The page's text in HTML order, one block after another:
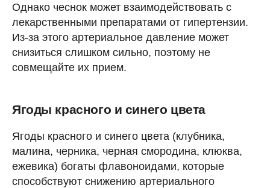
Однако чеснок может взаимодействовать с
лекарственными препаратами от гипертензии.
Из-за этого артериальное давление может
снизиться слишком сильно, поэтому не
совмещайте их прием.
Ягоды красного и синего цвета
Ягоды красного и синего цвета (клубника,
малина, черника, черная смородина, клюква,
ежевика) богаты флавоноидами, которые
способствуют снижению артериального